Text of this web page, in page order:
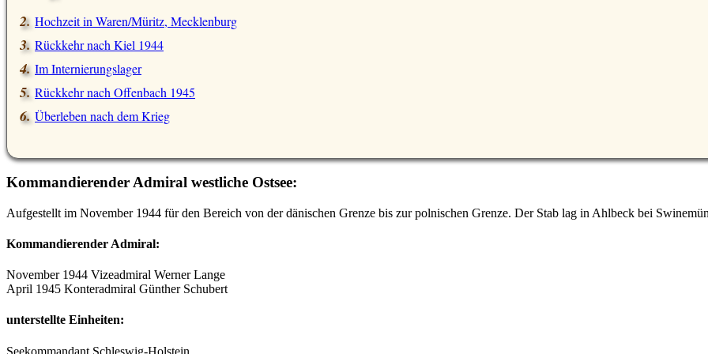
Hochzeit in Waren/Müritz, Mecklenburg
Rückkehr nach Kiel 1944
Im Internierungslager
Rückkehr nach Offenbach 1945
Überleben nach dem Krieg
Kommandierender Admiral westliche Ostsee:
Aufgestellt im November 1944 für den Bereich von der dänischen Grenze bis zur polnischen Grenze. Der Stab lag in Ahlbeck bei
Kommandierender Admiral:
November 1944 Vizeadmiral Werner Lange
April 1945 Konteradmiral Günther Schubert
unterstellte Einheiten:
Seekommandant Schleswig-Holstein